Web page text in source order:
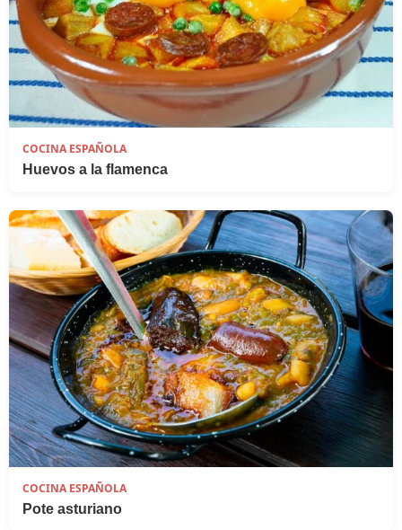
COCINA ESPAÑOLA
Huevos a la flamenca
COCINA ESPAÑOLA
Pote asturiano